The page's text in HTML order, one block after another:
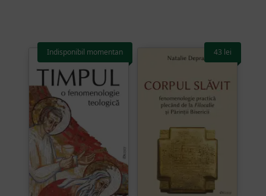
Indisponibil momentan 43 lei